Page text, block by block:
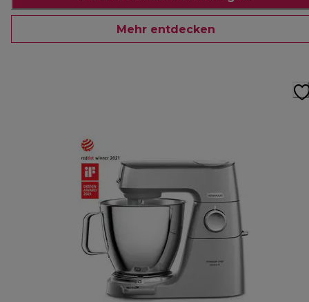
Mehr entdecken